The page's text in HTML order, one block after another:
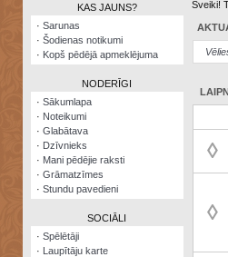
Šodienas
notikumi
Visatcera
almanahs
Arhīvs
KAS JAUNS?
· Sarunas
· Šodienas notikumi
· Kopš pēdējā apmeklējuma
NODERĪGI
· Sākumlapa
· Noteikumi
· Glabātava
· Dzīvnieks
· Mani pēdējie raksti
· Grāmatzīmes
· Stundu pavedieni
SOCIĀLI
· Spēlētāji
· Laupītāju karte
Sveiki!
◊
◊